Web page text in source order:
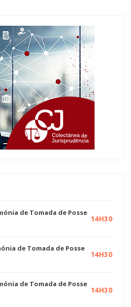
de Tomada de Posse
14H30
de Tomada de Posse
14H30
de Tomada de Posse
14H30